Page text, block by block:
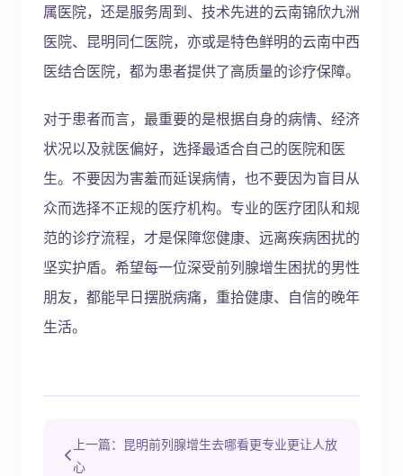
属医院，还是服务周到、技术先进的云南锦欣九洲
医院、昆明同仁医院，亦或是特色鲜明的云南中西
医结合医院，都为患者提供了高质量的诊疗保障。
对于患者而言，最重要的是根据自身的病情、经济
状况以及就医偏好，选择最适合自己的医院和医
生。不要因为害羞而延误病情，也不要因为盲目从
众而选择不正规的医疗机构。专业的医疗团队和规
范的诊疗流程，才是保障您健康、远离疾病困扰的
坚实护盾。希望每一位深受前列腺增生困扰的男性
朋友，都能早日摆脱病痛，重拾健康、自信的晚年
生活。
上一篇：昆明前列腺增生去哪看更专业更让人放
心